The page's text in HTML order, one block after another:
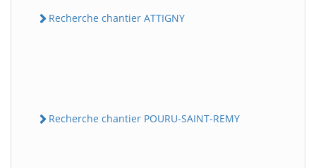
Recherche chantier ATTIGNY
Recherche chantier POURU-SAINT-REMY